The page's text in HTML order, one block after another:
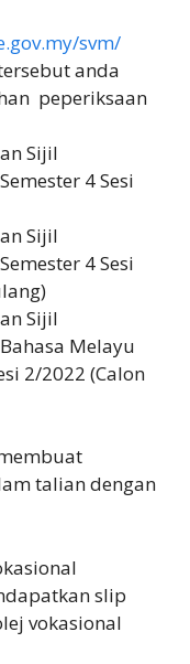
svm/
anda
peperiksaan
Sijil
4 Sesi
Sijil
4 Sesi
Sijil
Melayu
2/2022 (Calon
talian dengan
slip
vokasional